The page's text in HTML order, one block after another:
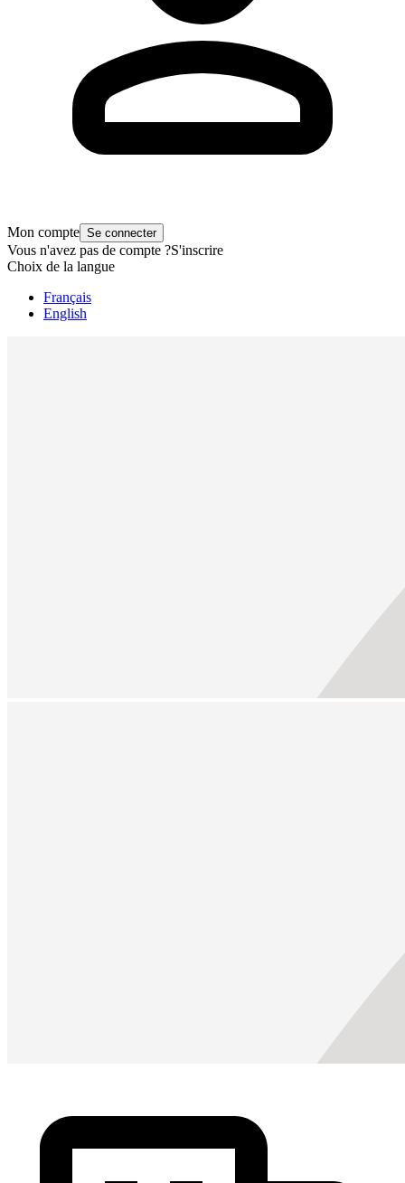
Mon compte Se connecter
Vous n'avez pas de compte ?S'inscrire
Choix de la langue
Français
English